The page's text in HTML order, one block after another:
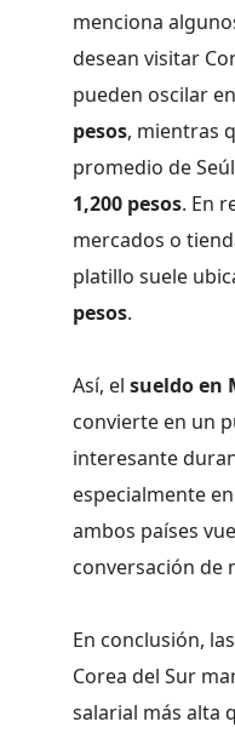
menciona
desean visitar
pueden oscilar
pesos, mientras
promedio de
1,200 pesos. En
mercados o
platillo suele
pesos.
Así, el sueldo en
convierte en un
interesante
especialmente
ambos países
conversación de
En conclusión,
Corea del Sur
salarial más alta